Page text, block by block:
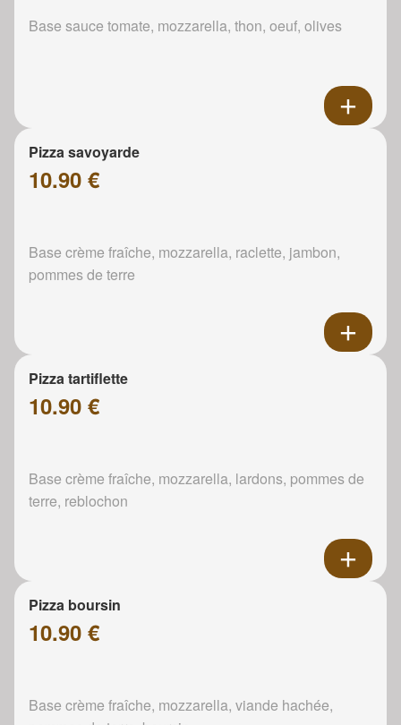
Base sauce tomate, mozzarella, thon, oeuf, olives
Pizza savoyarde
10.90 €
Base crème fraîche, mozzarella, raclette, jambon,
pommes de terre
Pizza tartiflette
10.90 €
Base crème fraîche, mozzarella, lardons, pommes de
terre, reblochon
Pizza boursin
10.90 €
Base crème fraîche, mozzarella, viande hachée,